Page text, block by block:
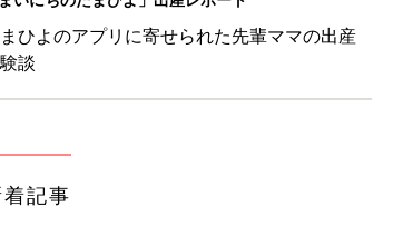
ひよのアプリに寄せられた先輩ママの出産
談
記事